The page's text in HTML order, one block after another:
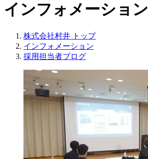
インフォメーション
株式会社村井 トップ
インフォメーション
採用担当者ブログ